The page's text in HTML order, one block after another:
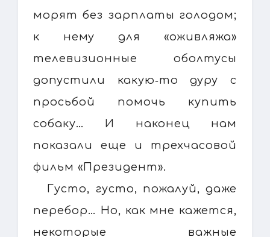
морят без зарплаты голодом;
к нему для «оживляжа»
телевизионные оболтусы
допустили какую‑то дуру с
просьбой помочь купить
собаку… И наконец нам
показали еще и трехчасовой
фильм «Президент».
Густо, густо, пожалуй, даже
перебор… Но, как мне кажется,
некоторые важные